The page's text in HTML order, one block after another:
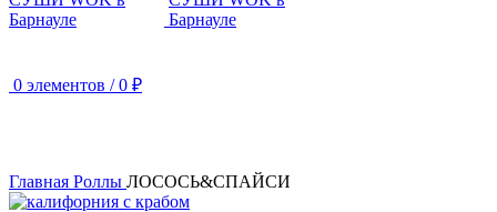
0 элементов / 0 ₽
Главная Роллы ЛОСОСЬ&СПАЙСИ